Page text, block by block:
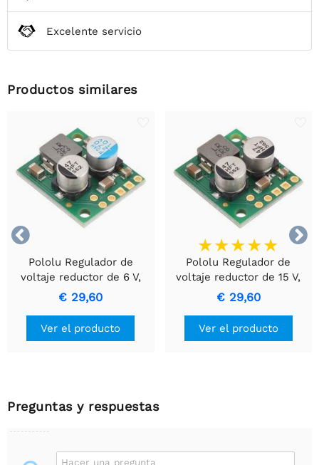
Excelente servicio
Productos similares


Pololu Regulador de
voltaje reductor de 6 V,
3,3 A D30V30F6
€ 29,60
Ver el producto
Pololu Regulador de
voltaje reductor de 15 V,
2,7 A D30V30F15
€ 29,60
Ver el producto
Preguntas y respuestas
Hacer una pregunta